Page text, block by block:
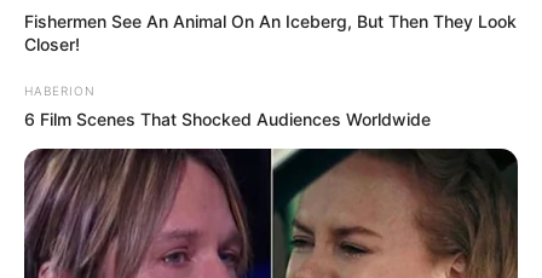
Fishermen See An Animal On An Iceberg, But Then They Look
Closer!
HABERION
6 Film Scenes That Shocked Audiences Worldwide